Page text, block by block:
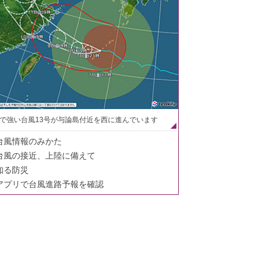
強い台風13号が与論島付近を西に進んでいます
風情報のみかた
風の接近、上陸に備えて
る防災
プリで台風進路予報を確認